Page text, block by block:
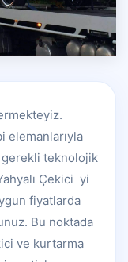
elemanlarıyla
teknolojik
Çekici yi
fiyatlarda
Bu noktada
ve kurtarma